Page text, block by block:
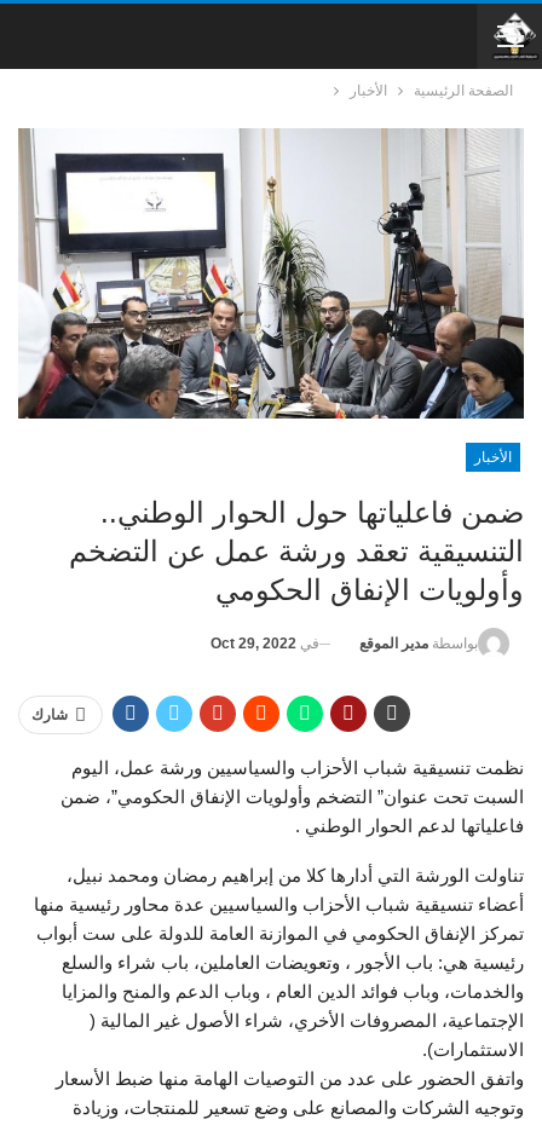
الصفحة الرئيسية الأخبار
الأخبار
ضمن فاعلياتها حول الحوار الوطني..
التنسيقية تعقد ورشة عمل عن التضخم
وأولويات الإنفاق الحكومي
بواسطة مدير الموقع في Oct 29, 2022
شارك
نظمت تنسيقية شباب الأحزاب والسياسيين ورشة عمل، اليوم
السبت تحت عنوان” التضخم وأولويات الإنفاق الحكومي”، ضمن
فاعلياتها لدعم الحوار الوطني .
تناولت الورشة التي أدارها كلا من إبراهيم رمضان ومحمد نبيل،
أعضاء تنسيقية شباب الأحزاب والسياسيين عدة محاور رئيسية منها
تمركز الإنفاق الحكومي في الموازنة العامة للدولة على ست أبواب
رئيسية هي: باب الأجور ، وتعويضات العاملين، باب شراء والسلع
والخدمات، وباب فوائد الدين العام ، وباب الدعم والمنح والمزايا
الإجتماعية، المصروفات الأخري، شراء الأصول غير المالية (
الاستثمارات).
واتفق الحضور على عدد من التوصيات الهامة منها ضبط الأسعار
وتوجيه الشركات والمصانع على وضع تسعير للمنتجات، وزيادة